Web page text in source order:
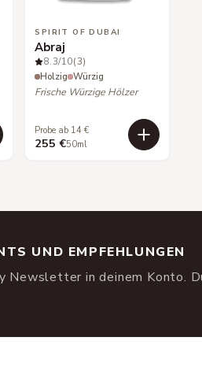
SPIRIT OF DUBAI
Abraj
8.3/10(3)
Holzig Würzig
Frische Würzige Hölzer
Probe ab 14 €
255 €50ml
UND EMPFEHLUNGEN
Newsletter in deinem Konto.